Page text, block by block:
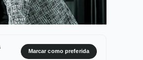
Marcar como preferida